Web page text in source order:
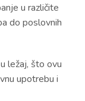
u različite
do poslovnih
ležaj, što ovu
upotrebu i